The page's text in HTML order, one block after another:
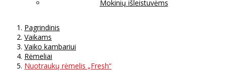
Mokinių išleistuvėms
Pagrindinis
Vaikams
Vaiko kambariui
Rėmeliai
Nuotraukų rėmelis „Fresh“